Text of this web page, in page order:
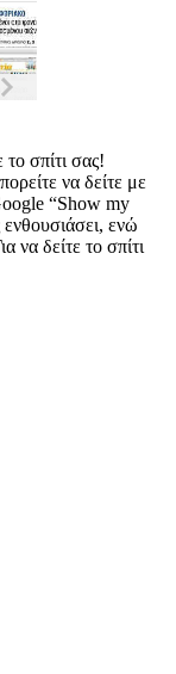
σπίτι σας!
να δείτε με
“Show my
ενώ
να δείτε το σπίτι